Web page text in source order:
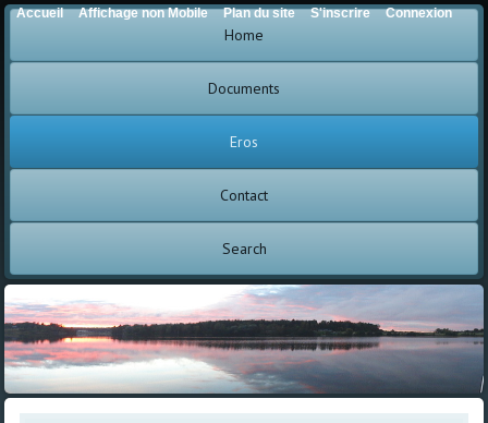
Home
Documents
Eros
Contact
Search
Accueil Affichage non Mobile Plan du site S'inscrire Connexion